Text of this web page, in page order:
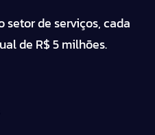
setor de serviços, cada
de R$ 5 milhões.